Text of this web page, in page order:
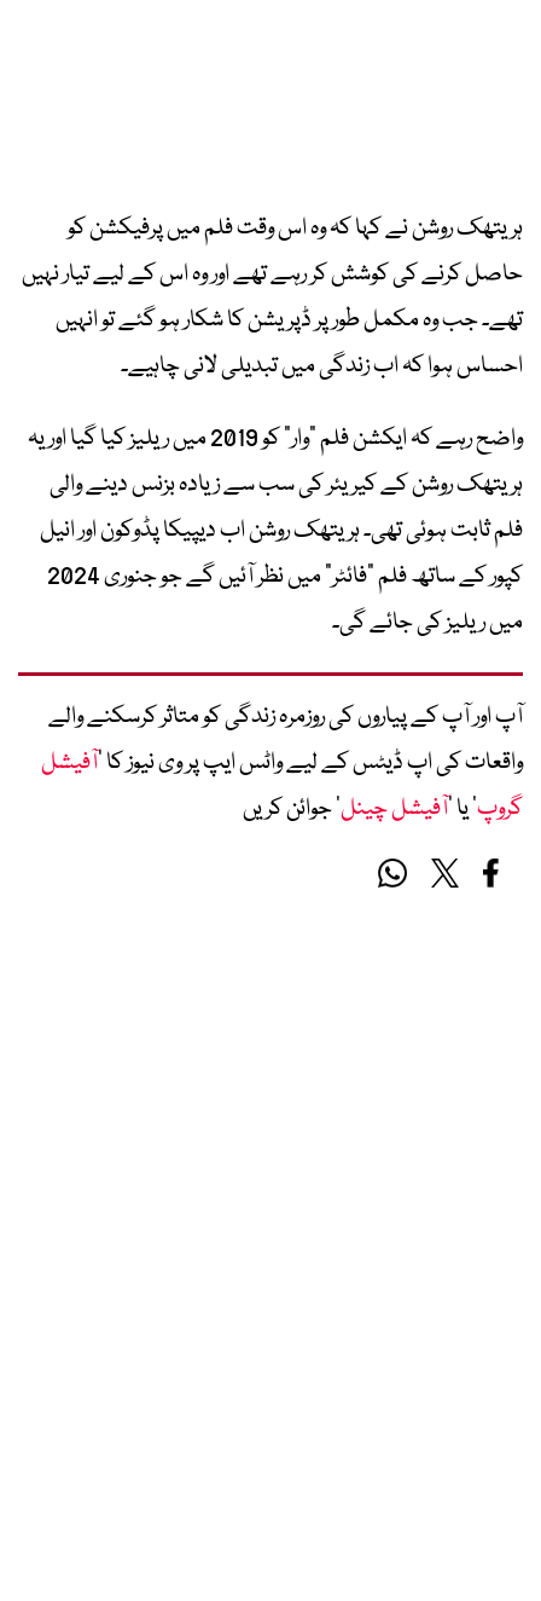
ہریتھک روشن نے کہا کہ وہ اس وقت فلم میں پرفیکشن کو
حاصل کرنے کی کوشش کر رہے تھے اور وہ اس کے لیے تیار نہیں
تھے۔ جب وہ مکمل طور پر ڈپریشن کا شکار ہو گئے تو انہیں
احساس ہوا کہ اب زندگی میں تبدیلی لانی چاہیے۔
واضح رہے کہ ایکشن فلم “وار” کو 2019 میں ریلیز کیا گیا اور یہ
ہریتھک روشن کے کیریئر کی سب سے زیادہ بزنس دینے والی
فلم ثابت ہوئی تھی۔ ہریتھک روشن اب دیپیکا پڈوکون اور انیل
کپور کے ساتھ فلم “فائٹر” میں نظر آئیں گے جو جنوری 2024
میں ریلیز کی جائے گی۔
آپ اور آپ کے پیاروں کی روزمرہ زندگی کو متاثر کرسکنے والے
واقعات کی اپ ڈیٹس کے لیے واٹس ایپ پر وی نیوز کا ’آفیشل
گروپ‘ یا ’آفیشل چینل‘ جوائن کریں